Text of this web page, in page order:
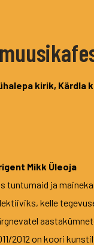
kirik, Kärdla
Mikk Üleoja
tuntumaid ja
kelle
2012 on koori